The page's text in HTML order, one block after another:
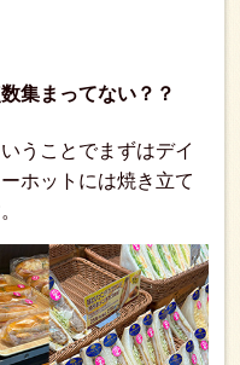
集まってない？？
うことでまずはデイ
ホットには焼き立て